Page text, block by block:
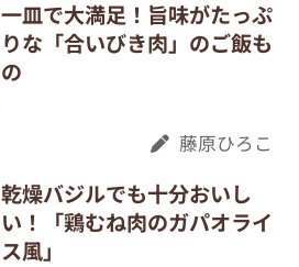
一皿で大満足！旨味がたっぷ
りな「合いびき肉」のご飯も
の
藤原ひろこ
乾燥バジルでも十分おいし
い！「鶏むね肉のガパオライ
ス風」